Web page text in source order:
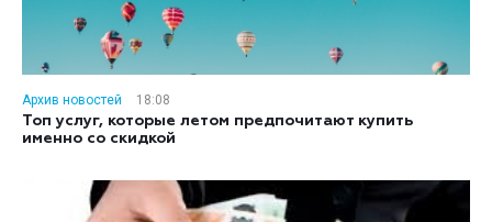
Архив новостей
18:08
Топ услуг, которые летом предпочитают купить
именно со скидкой